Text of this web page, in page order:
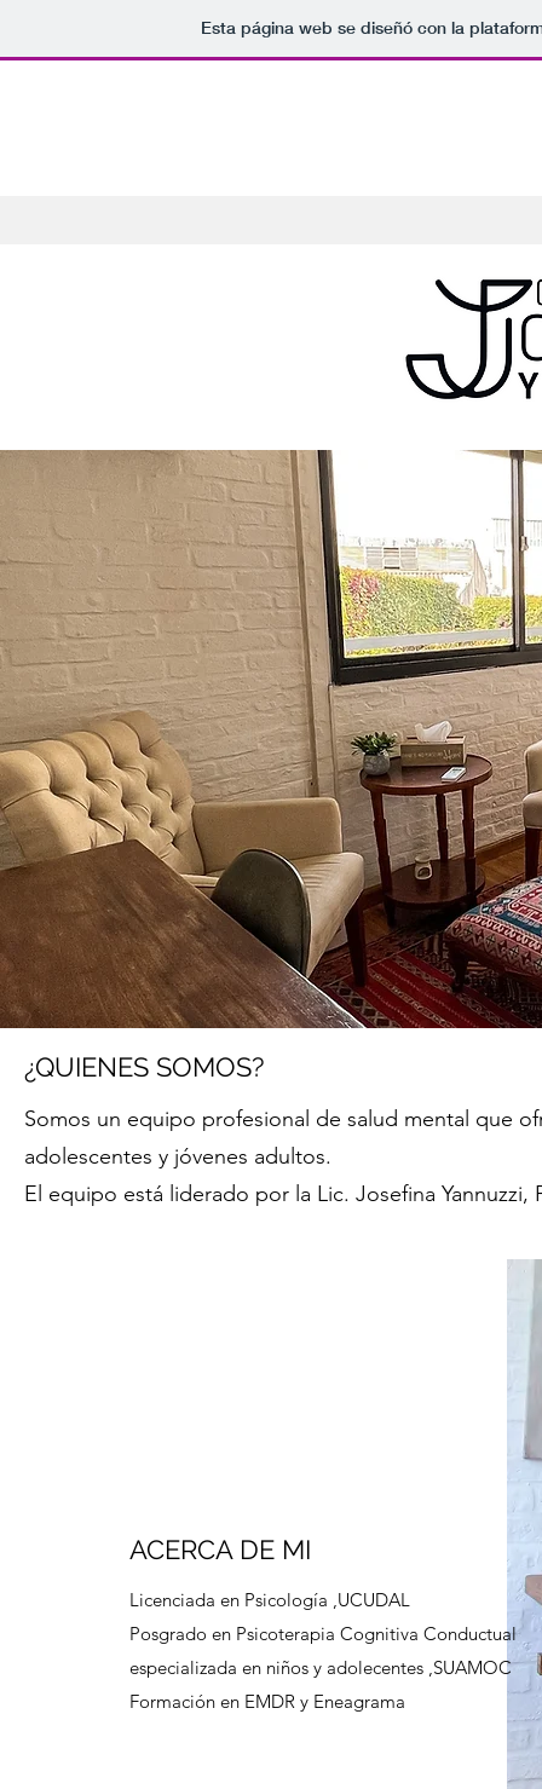
Esta página web se diseñó con la
¿QUIENES SOMOS?
Somos un equipo profesional de salud mental que
adolescentes y jóvenes adultos.
El equipo está liderado por la Lic. Josefina
ACERCA DE MI
Licenciada en Psicología ,UCUDAL
Posgrado en Psicoterapia Cognitiva Conductual
especializada en niños y adolecentes ,SUAMOC
Formación en EMDR y Eneagrama